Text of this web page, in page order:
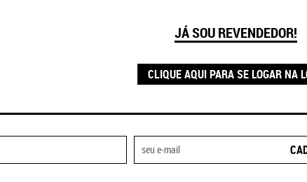
JÁ SOU REVENDEDOR!
CLIQUE AQUI PARA SE LOGAR NA